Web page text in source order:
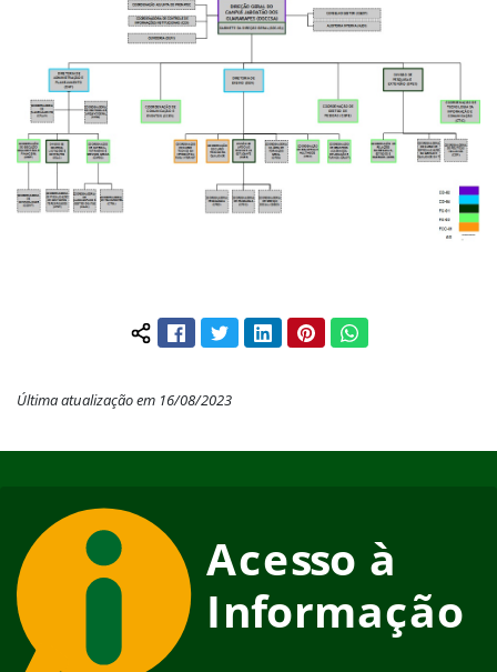
Compartilhar conteúdo:
FacebookTwitterLinkedInPinterestWhatsApp
Última atualização em 16/08/2023